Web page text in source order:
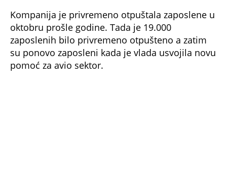
Kompanija je privremeno otpuštala zaposlene u
oktobru prošle godine. Tada je 19.000
zaposlenih bilo privremeno otpušteno a zatim
su ponovo zaposleni kada je vlada usvojila novu
pomoć za avio sektor.